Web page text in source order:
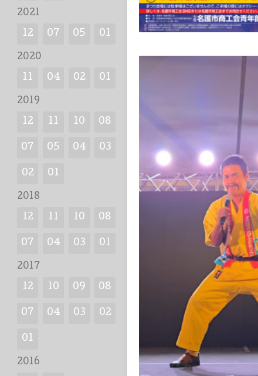
2021
12 07 05 01
2020
11 04 02 01
2019
12 11 10 08
07 05 04 03
02 01
2018
12 11 10 08
07 04 03 01
2017
12 10 09 08
07 04 03 02
01
2016